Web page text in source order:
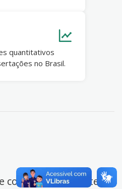
quantitativos
no Brasil.
coordena a Biblioteca